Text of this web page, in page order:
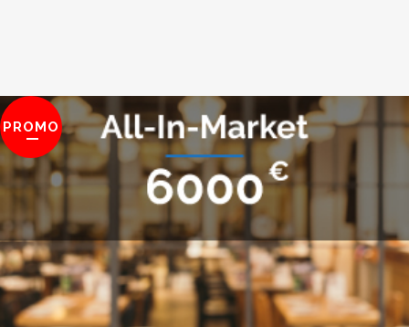
PROMO